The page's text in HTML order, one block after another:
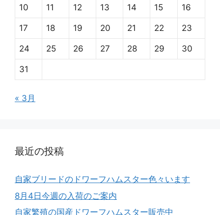
10 11 12 13 14 15 16
17 18 19 20 21 22 23
24 25 26 27 28 29 30
31
« 3月
最近の投稿
自家ブリードのドワーフハムスター色々います
8月4日今週の入荷のご案内
自家繁殖の国産ドワーフハムスター販売中